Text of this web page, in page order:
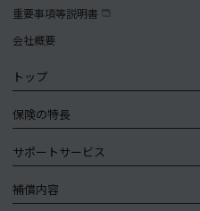
重要事項等説明書
会社概要
トップ
保険の特長
サポートサービス
補償内容